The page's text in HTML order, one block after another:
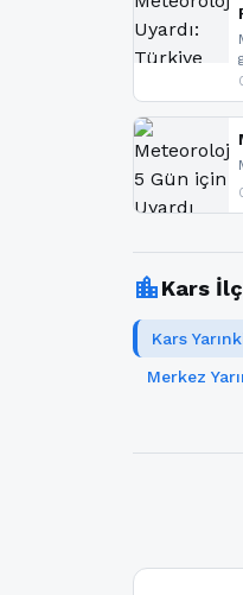
location_cityKars
Kars
Merkez